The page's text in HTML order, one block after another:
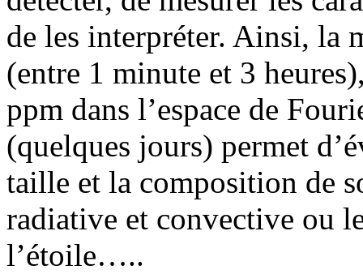
de les interpréter. Ainsi, la
(entre 1 minute et 3
ppm dans l’espace de
(quelques jours) permet
taille et la composition de
radiative et convective ou
l’étoile…..